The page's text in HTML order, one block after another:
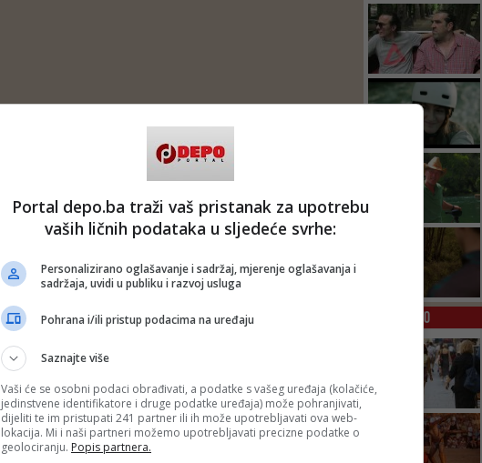
FOTO
Portal depo.ba traži vaš pristanak za upotrebu
vaših ličnih podataka u sljedeće svrhe:
Personalizirano oglašavanje i sadržaj, mjerenje oglašavanja i
sadržaja, uvidi u publiku i razvoj usluga
Pohrana i/ili pristup podacima na uređaju
Saznajte više
Vaši će se osobni podaci obrađivati, a podatke s vašeg uređaja (kolačiće,
jedinstvene identifikatore i druge podatke uređaja) može pohranjivati,
dijeliti te im pristupati 241 partner ili ih može upotrebljavati ova web-
lokacija. Mi i naši partneri možemo upotrebljavati precizne podatke o
geolociranju. Popis partnera.